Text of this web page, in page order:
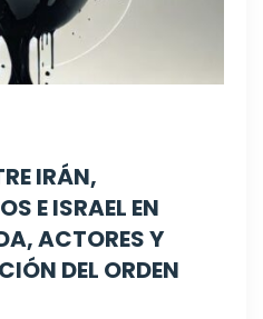
IRÁN,
E ISRAEL EN
ACTORES Y
DEL ORDEN